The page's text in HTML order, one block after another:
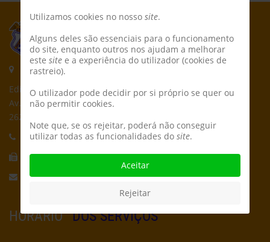
Morada:
Edifício CPCD
Av. Póvoa de Dom Martinho
2625-235 Póvoa de Santa Iria
Telefone:21 959 5162
Fax:21 956 5692
Email: secretaria@cpcd.pt
HORÁRIO DOS SERVIÇOS
Utilizamos cookies no nosso site.
Alguns deles são essenciais para o funcionamento
do site, enquanto outros nos ajudam a melhorar
este site e a experiência do utilizador (cookies de
rastreio).
O utilizador pode decidir por si próprio se quer ou
não permitir cookies.
Note que, se os rejeitar, poderá não conseguir
utilizar todas as funcionalidades do site.
Aceitar
Rejeitar